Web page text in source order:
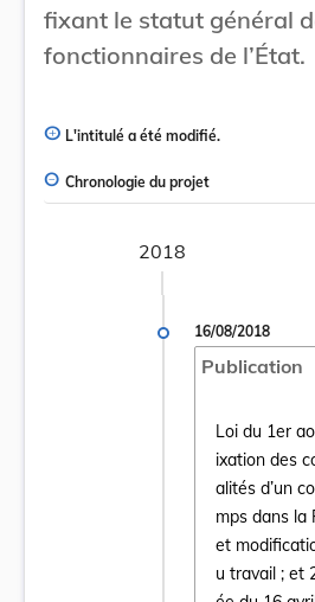
fixant le statut général
fonctionnaires de l’État.
L'intitulé a été modifié.
Chronologie du projet
2018
16/08/2018
Publication
Loi du 1er
ixation des
alités d’un
mps dans la
et
u travail ; et
Ouvrir le